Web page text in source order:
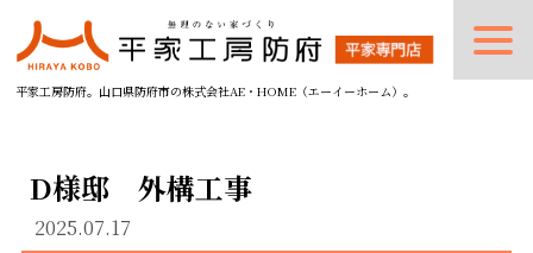
平家工房防府。山口県防府市の株式会社AE・HOME（エーイーホーム）。
D様邸 外構工事
2025.07.17